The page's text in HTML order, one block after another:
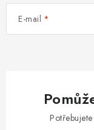
E-mail